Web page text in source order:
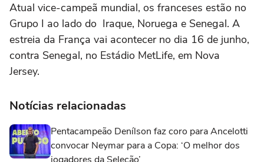
Atual vice-campeã mundial, os franceses estão no
Grupo I ao lado do Iraque, Noruega e Senegal. A
estreia da França vai acontecer no dia 16 de junho,
contra Senegal, no Estádio MetLife, em Nova
Jersey.
Notícias relacionadas
Pentacampeão Denílson faz coro para Ancelotti
convocar Neymar para a Copa: ‘O melhor dos